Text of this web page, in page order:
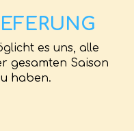
es uns, alle
gesamten Saison
haben.